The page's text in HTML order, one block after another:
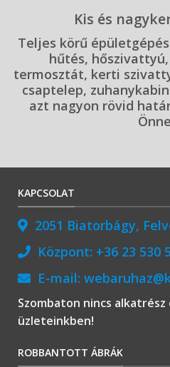
Kis és
Teljes körű
hűtés,
termosztát, kerti
csaptelep,
azt nagyon rövid
KAPCSOLAT
2051 Biatorbágy,
Központ: +36 23 530
E-mail:
Szombaton nincs
üzleteinkben!
ROBBANTOTT ÁBRÁK